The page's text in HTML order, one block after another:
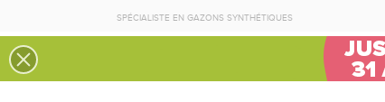
SPÉCIALISTE EN GAZONS SYNTHÉTIQUES